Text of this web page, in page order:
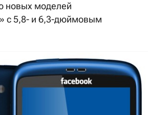
новых моделей
с 5,8- и 6,3-дюймовым